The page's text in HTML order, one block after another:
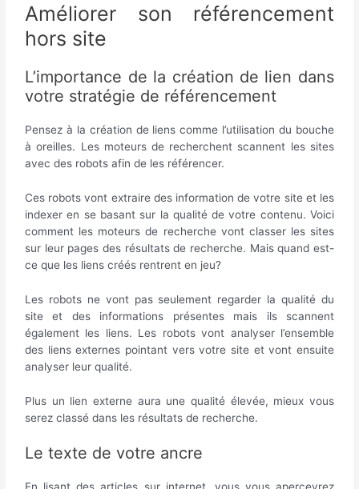
Améliorer son référencement
hors site
L’importance de la création de lien dans
votre stratégie de référencement
Pensez à la création de liens comme l’utilisation du bouche
à oreilles. Les moteurs de recherchent scannent les sites
avec des robots afin de les référencer.
Ces robots vont extraire des information de votre site et les
indexer en se basant sur la qualité de votre contenu. Voici
comment les moteurs de recherche vont classer les sites
sur leur pages des résultats de recherche. Mais quand est-
ce que les liens créés rentrent en jeu?
Les robots ne vont pas seulement regarder la qualité du
site et des informations présentes mais ils scannent
également les liens. Les robots vont analyser l’ensemble
des liens externes pointant vers votre site et vont ensuite
analyser leur qualité.
Plus un lien externe aura une qualité élevée, mieux vous
serez classé dans les résultats de recherche.
Le texte de votre ancre